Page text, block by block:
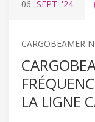
06 SEPT. '24
CARGOBEAMER
LA LIGNE